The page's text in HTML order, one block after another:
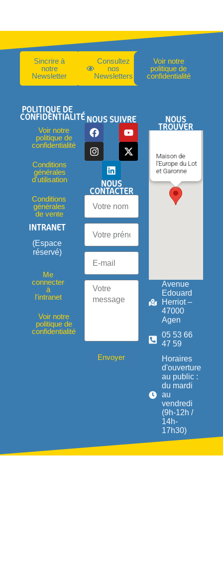
Sincrire à
notre
Newsletter
Consultez
nos
Newsletters
Voir notre
politique de
confidentialité
POLITIQUE DE
CONFIDENTIALITÉ
Voir notre
politique de
confidentialité
Conditions
générales
d'utilisation
Conditions
générales
de vente
INTRANET
(Espace
réservé)
Me
connecter
à
l'intranet
Voir notre
politique de
confidentialité
NOUS SUIVRE
NOUS
CONTACTER
Envoyer
NOUS
TROUVER
Maison de
l'Europe du Lot
et Garonne
Avenue
Edouard
Herriot –
47000
Agen
05 53 66
47 59
Horaires
d'ouverture
au public :
du mardi
au
vendredi
(9h-12h /
14h-
17h30)